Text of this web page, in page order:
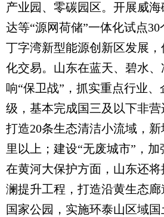
产业园、零碳园区。开展威
达等“源网荷储”一体化试点
丁字湾新型能源创新区发展
化交易。山东在蓝天、碧水
响“保卫战”，抓实重点行业
级，基本完成国三及以下非营
打造20条生态清洁小流域，
里以上；建设“无废城市”，加
在黄河大保护方面，山东还
澜提升工程，打造沿黄生态
国家公园，实施环泰山区域国